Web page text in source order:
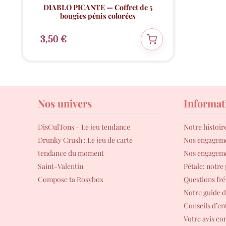
DIABLO PICANTE — Coffret de 5
bougies pénis colorées
3,50€
Nos univers
DisCulTons – Le jeu tendance
Drunky Crush : Le jeu de carte
tendance du moment
Saint-Valentin
Compose ta Rosybox
Notre
Nos
Nos
Pétale:
Questions
Notre guide
Conseils
Votre avis